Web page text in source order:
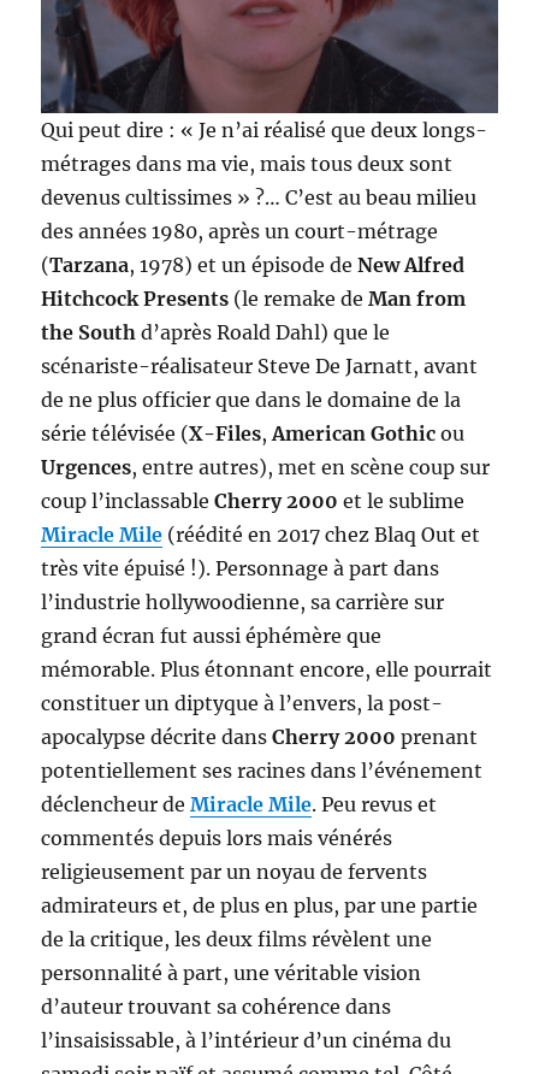
Qui peut dire : « Je n’ai réalisé que deux longs-
métrages dans ma vie, mais tous deux sont
devenus cultissimes » ?… C’est au beau milieu
des années 1980, après un court-métrage
(Tarzana, 1978) et un épisode deNew Alfred
Hitchcock Presents (le remake deMan from
the South d’après Roald Dahl) que le
scénariste-réalisateur Steve De Jarnatt, avant
de ne plus officier que dans le domaine de la
série télévisée (X-Files,American Gothic ou
Urgences, entre autres), met en scène coup sur
coup l’inclassableCherry 2000 et le sublime
Miracle Mile (réédité en 2017 chez Blaq Out et
très vite épuisé !). Personnage à part dans
l’industrie hollywoodienne, sa carrière sur
grand écran fut aussi éphémère que
mémorable. Plus étonnant encore, elle pourrait
constituer un diptyque à l’envers, la post-
apocalypse décrite dansCherry 2000 prenant
potentiellement ses racines dans l’événement
déclencheur deMiracle Mile. Peu revus et
commentés depuis lors mais vénérés
religieusement par un noyau de fervents
admirateurs et, de plus en plus, par une partie
de la critique, les deux films révèlent une
personnalité à part, une véritable vision
d’auteur trouvant sa cohérence dans
l’insaisissable, à l’intérieur d’un cinéma du